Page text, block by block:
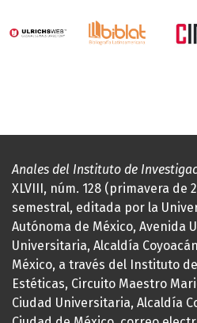
Anales del Instituto de
XLVIII, núm. 128 (primavera de
semestral, editada por la
Autónoma de México, Avenida
Universitaria, Alcaldía
México, a través del Instituto
Estéticas, Circuito Maestro
Ciudad Universitaria, Alcaldía